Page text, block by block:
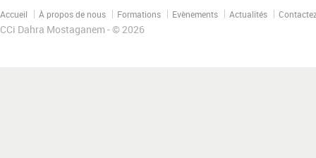
Accueil À propos de nous Formations Evènements Actualités
CCi Dahra Mostaganem - © 2026